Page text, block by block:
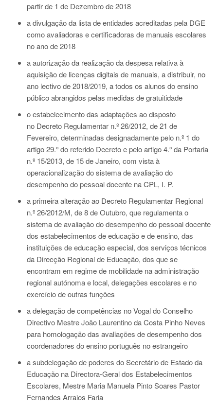
partir de 1 de Dezembro de 2018
a divulgação da lista de entidades acreditadas pela DGE
como avaliadoras e certificadoras de manuais escolares
no ano de 2018
a autorização da realização da despesa relativa à
aquisição de licenças digitais de manuais, a distribuir, no
ano lectivo de 2018/2019, a todos os alunos do ensino
público abrangidos pelas medidas de gratuitidade
o estabelecimento das adaptações ao disposto
no Decreto Regulamentar n.º 26/2012, de 21 de
Fevereiro, determinadas designadamente pelo n.º 1 do
artigo 29.º do referido Decreto e pelo artigo 4.º da Portaria
n.º 15/2013, de 15 de Janeiro, com vista à
operacionalização do sistema de avaliação do
desempenho do pessoal docente na CPL, I. P.
a primeira alteração ao Decreto Regulamentar Regional
n.º 26/2012/M, de 8 de Outubro, que regulamenta o
sistema de avaliação do desempenho do pessoal docente
dos estabelecimentos de educação e de ensino, das
instituições de educação especial, dos serviços técnicos
da Direcção Regional de Educação, dos que se
encontram em regime de mobilidade na administração
regional autónoma e local, delegações escolares e no
exercício de outras funções
a delegação de competências no Vogal do Conselho
Directivo Mestre João Laurentino da Costa Pinho Neves
para homologação das avaliações de desempenho dos
coordenadores do ensino português no estrangeiro
a subdelegação de poderes do Secretário de Estado da
Educação na Directora-Geral dos Estabelecimentos
Escolares, Mestre Maria Manuela Pinto Soares Pastor
Fernandes Arraios Faria